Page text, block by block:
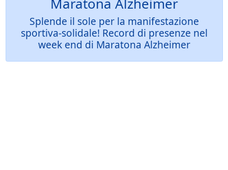
Splende il sole per la manifestazione
sportiva-solidale! Record di presenze nel
week end di Maratona Alzheimer